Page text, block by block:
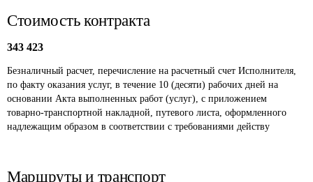
Стоимость контракта
343 423
Безналичный расчет, перечисление на расчетный счет Исполнителя,
по факту оказания услуг, в течение 10 (десяти) рабочих дней на
основании Акта выполненных работ (услуг), с приложением
товарно-транспортной накладной, путевого листа, оформленного
надлежащим образом в соответствии с требованиями действу
Маршруты и транспорт